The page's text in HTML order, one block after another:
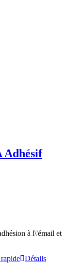
Adhésif
à l\'émail et
Détails